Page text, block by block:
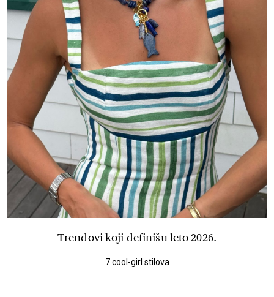
Trendovi koji definišu leto 2026.
7 cool-girl stilova